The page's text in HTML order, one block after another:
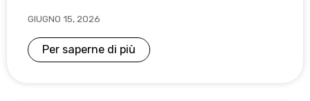
GIUGNO 15, 2026
Per saperne di più